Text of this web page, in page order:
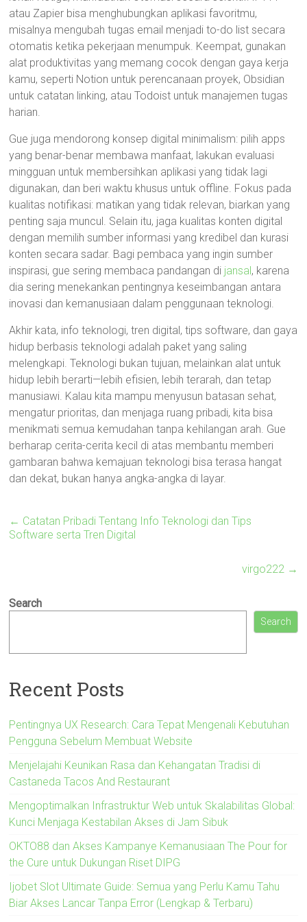
atau Zapier bisa menghubungkan aplikasi favoritmu,
misalnya mengubah tugas email menjadi to-do list secara
otomatis ketika pekerjaan menumpuk. Keempat, gunakan
alat produktivitas yang memang cocok dengan gaya kerja
kamu, seperti Notion untuk perencanaan proyek, Obsidian
untuk catatan linking, atau Todoist untuk manajemen tugas
harian.
Gue juga mendorong konsep digital minimalism: pilih apps
yang benar-benar membawa manfaat, lakukan evaluasi
mingguan untuk membersihkan aplikasi yang tidak lagi
digunakan, dan beri waktu khusus untuk offline. Fokus pada
kualitas notifikasi: matikan yang tidak relevan, biarkan yang
penting saja muncul. Selain itu, jaga kualitas konten digital
dengan memilih sumber informasi yang kredibel dan kurasi
konten secara sadar. Bagi pembaca yang ingin sumber
inspirasi, gue sering membaca pandangan di jansal, karena
dia sering menekankan pentingnya keseimbangan antara
inovasi dan kemanusiaan dalam penggunaan teknologi.
Akhir kata, info teknologi, tren digital, tips software, dan gaya
hidup berbasis teknologi adalah paket yang saling
melengkapi. Teknologi bukan tujuan, melainkan alat untuk
hidup lebih berarti—lebih efisien, lebih terarah, dan tetap
manusiawi. Kalau kita mampu menyusun batasan sehat,
mengatur prioritas, dan menjaga ruang pribadi, kita bisa
menikmati semua kemudahan tanpa kehilangan arah. Gue
berharap cerita-cerita kecil di atas membantu memberi
gambaran bahwa kemajuan teknologi bisa terasa hangat
dan dekat, bukan hanya angka-angka di layar.
← Catatan Pribadi Tentang Info Teknologi dan Tips
Software serta Tren Digital
virgo222 →
Search
Search
Recent Posts
Pentingnya UX Research: Cara Tepat Mengenali Kebutuhan
Pengguna Sebelum Membuat Website
Menjelajahi Keunikan Rasa dan Kehangatan Tradisi di
Castaneda Tacos And Restaurant
Mengoptimalkan Infrastruktur Web untuk Skalabilitas Global:
Kunci Menjaga Kestabilan Akses di Jam Sibuk
OKTO88 dan Akses Kampanye Kemanusiaan The Pour for
the Cure untuk Dukungan Riset DIPG
Ijobet Slot Ultimate Guide: Semua yang Perlu Kamu Tahu
Biar Akses Lancar Tanpa Error (Lengkap & Terbaru)